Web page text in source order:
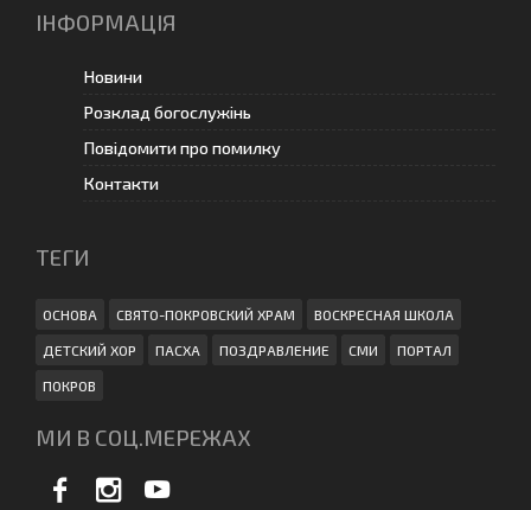
ІНФОРМАЦІЯ
Новини
Розклад богослужінь
Повідомити про помилку
Контакти
ТЕГИ
ОСНОВА СВЯТО-ПОКРОВСКИЙ ХРАМ ВОСКРЕСНАЯ ШКОЛА
ДЕТСКИЙ ХОР ПАСХА ПОЗДРАВЛЕНИЕ СМИ ПОРТАЛ
ПОКРОВ
МИ В СОЦ.МЕРЕЖАХ